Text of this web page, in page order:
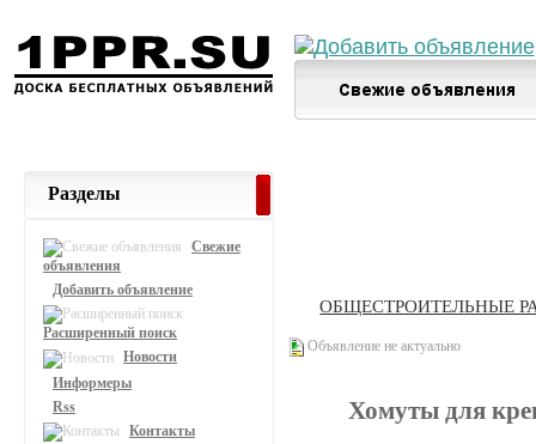
ОБЩЕСТРОИТЕЛЬНЫЕ
Объявление не актуально
Хомуты для
Разделы
Свежие
объявления
Добавить объявление
Расширенный поиск
Новости
Информеры
Rss
Контакты